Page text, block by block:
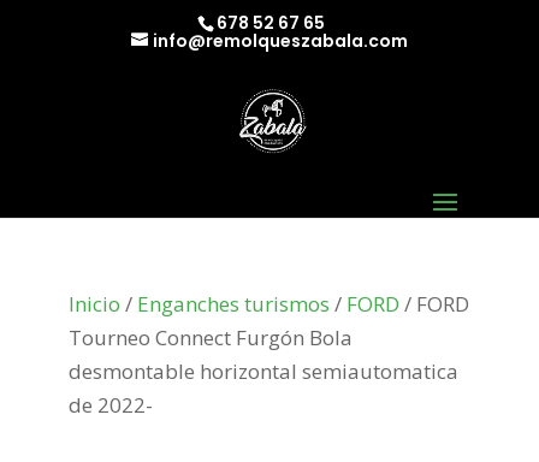
678 52 67 65
info@remolqueszabala.com
Inicio / Enganches turismos / FORD / FORD
Tourneo Connect Furgón Bola
desmontable horizontal semiautomatica
de 2022-